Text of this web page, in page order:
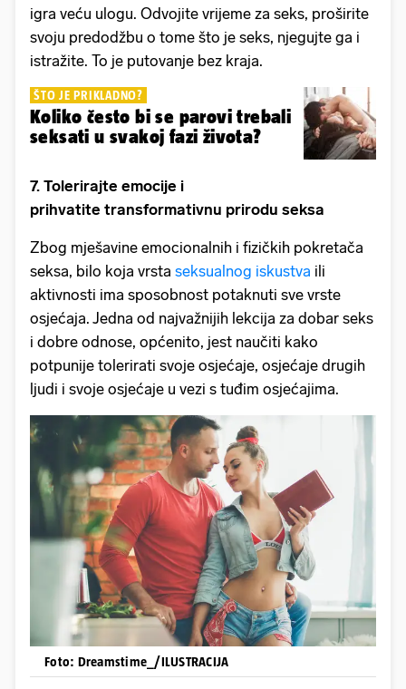
igra veću ulogu. Odvojite vrijeme za seks, proširite
svoju predodžbu o tome što je seks, njegujte ga i
istražite. To je putovanje bez kraja.
ŠTO JE PRIKLADNO?
Koliko često bi se parovi trebali
seksati u svakoj fazi života?
7. Tolerirajte emocije i
prihvatite transformativnu prirodu seksa
Zbog mješavine emocionalnih i fizičkih pokretača
seksa, bilo koja vrsta seksualnog iskustva ili
aktivnosti ima sposobnost potaknuti sve vrste
osjećaja. Jedna od najvažnijih lekcija za dobar seks
i dobre odnose, općenito, jest naučiti kako
potpunije tolerirati svoje osjećaje, osjećaje drugih
ljudi i svoje osjećaje u vezi s tuđim osjećajima.
Foto: Dreamstime_/ILUSTRACIJA